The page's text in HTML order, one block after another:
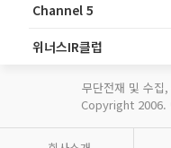
Channel 5
위너스IR클럽
무단전재 및 수집
Copyright 2006.